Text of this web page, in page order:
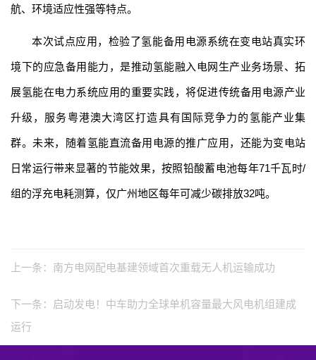
航、环境适应性强等特点。
本次试点应用，检验了氢能备用电源系统在变电站真实环
境下的应急备用能力，是推动氢能融入电网生产业务场景、拓
展氢能在电力系统应用的重要实践，将促进传统备用电源产业
升级，服务粤港澳大湾区打造具有国际竞争力的氢能产业集
群。未来，随着氢能直流备用电源的推广应用，还能为变电站
日常运行带来显著的节能效果，按照铅酸蓄电池每年71千瓦时/
组的浮充电耗测算，仅广州地区每年可减少碳排放32吨。
上一条： 南方电网配电基建领域首次重载无人机运输成功
下一条：
启动发电！中车助力全球单机容量最大风电机组建成
运行